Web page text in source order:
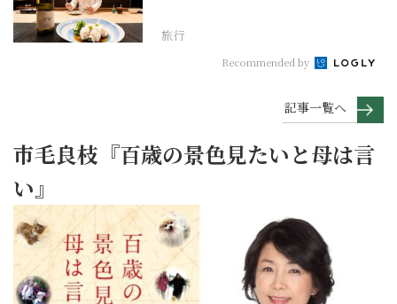
旅行
Recommended by
記事一覧へ
市毛良枝『百歳の景色見たいと母は言
い』